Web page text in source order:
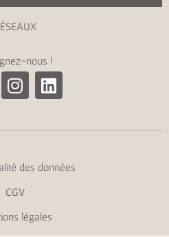
nous !
des données
CGV
légales